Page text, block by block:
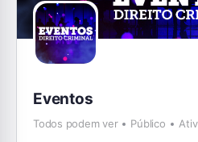
Eventos
Todos podem ver Público